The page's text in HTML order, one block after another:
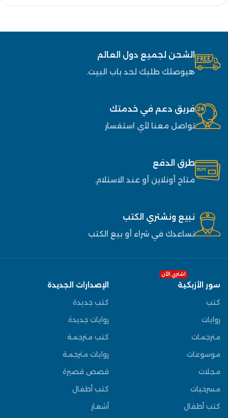
الشحن لجميع دول العالم
هيوصلك طلبك لحد باب البيت.
فريق دعم في خدمتك
تواصل معنا لأي استفسار
طرق الدفع
متاح أونلاين أو عند الاستلام.
نبيع ونشتري الكتب
نساعدك في شراء أو بيع الكتب
سور الأزبكية
اشتري الآن
كتب
روايات
مترجمات
موسوعات
مجلات
مسرحيات
كتب أطفال
الإصدارات الجديدة
كتب جديدة
روايات جديدة
كتب مترجمة
روايات مترجمة
قصص قصيرة
كتب أطفال
أشعار